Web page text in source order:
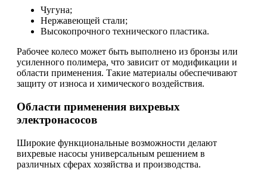
Чугуна;
Нержавеющей стали;
Высокопрочного технического пластика.
Рабочее колесо может быть выполнено из бронзы или
усиленного полимера, что зависит от модификации и
области применения. Такие материалы обеспечивают
защиту от износа и химического воздействия.
Области применения вихревых
электронасосов
Широкие функциональные возможности делают
вихревые насосы универсальным решением в
различных сферах хозяйства и производства.